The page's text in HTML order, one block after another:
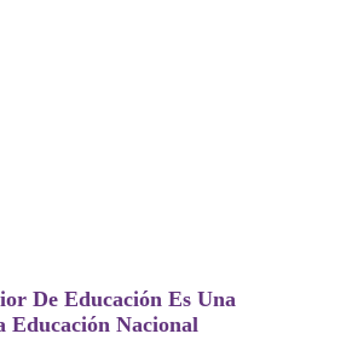
De Educación Es Una
Educación Nacional